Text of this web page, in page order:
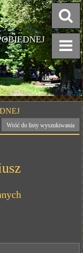
Wróć do listy wyszukiwania